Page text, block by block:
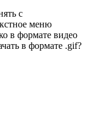
с
меню
в формате видео
в формате .gif?